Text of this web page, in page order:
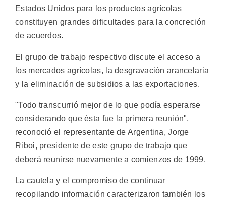
Estados Unidos para los productos agrícolas
constituyen grandes dificultades para la concreción
de acuerdos.
El grupo de trabajo respectivo discute el acceso a
los mercados agrícolas, la desgravación arancelaria
y la eliminación de subsidios a las exportaciones.
"Todo transcurrió mejor de lo que podía esperarse
considerando que ésta fue la primera reunión",
reconoció el representante de Argentina, Jorge
Riboi, presidente de este grupo de trabajo que
deberá reunirse nuevamente a comienzos de 1999.
La cautela y el compromiso de continuar
recopilando información caracterizaron también los